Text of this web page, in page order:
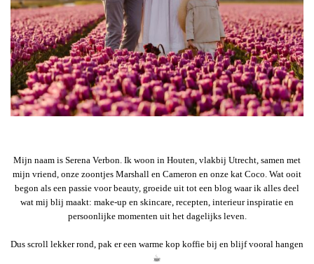
Mijn naam is Serena Verbon. Ik woon in Houten, vlakbij Utrecht, samen met
mijn vriend, onze zoontjes Marshall en Cameron en onze kat Coco. Wat ooit
begon als een passie voor beauty, groeide uit tot een blog waar ik alles deel
wat mij blij maakt: make-up en skincare, recepten, interieur inspiratie en
persoonlijke momenten uit het dagelijks leven.
Dus scroll lekker rond, pak er een warme kop koffie bij en blijf vooral hangen
☕︎